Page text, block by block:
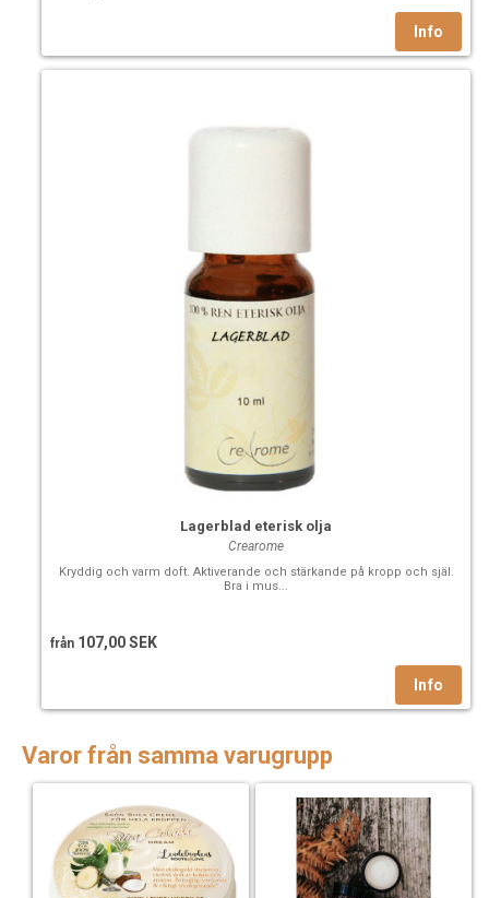
Lagerblad eterisk olja
Crearome
Kryddig och varm doft. Aktiverande och stärkande på kropp och själ.
Bra i mus...
från 107,00 SEK
Varor från samma varugrupp